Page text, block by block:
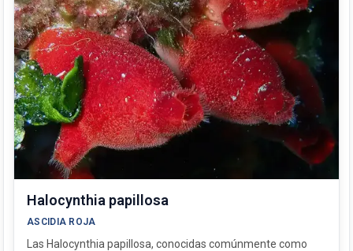
Halocynthia papillosa
ASCIDIA ROJA
Las Halocynthia papillosa, conocidas comúnmente como